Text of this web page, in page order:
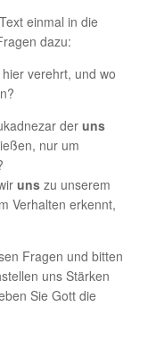
einmal in die
dazu:
verehrt, und wo
der uns
nur um
uns zu unserem
Verhalten erkennt,
Fragen und bitten
uns Stärken
Sie Gott die